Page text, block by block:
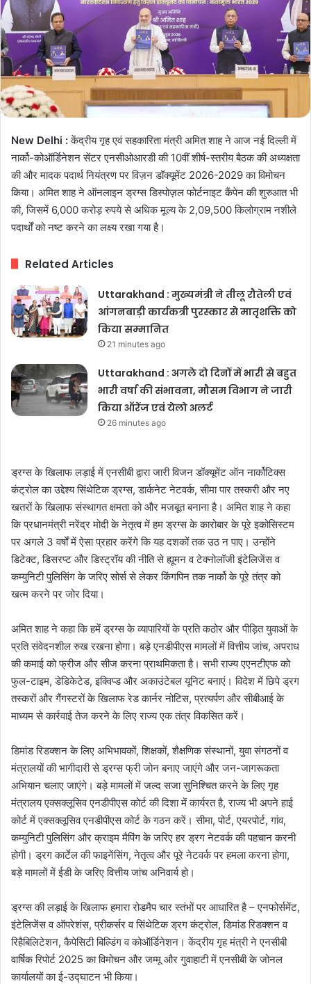
New Delhi :केंद्रीय गृह एवं सहकारिता मंत्री अमित शाह ने आज नई दिल्ली में
नार्को-कोऑर्डिनेशन सेंटर एनसीओआरडी की 10वीं शीर्ष-स्तरीय बैठक की अध्यक्षता
की और मादक पदार्थ नियंत्रण पर विज़न डॉक्यूमेंट 2026-2029 का विमोचन
किया। अमित शाह ने ऑनलाइन ड्रग्स डिस्पोज़ल फोर्टनाइट कैंपेन की शुरुआत भी
की, जिसमें 6,000 करोड़ रुपये से अधिक मूल्य के 2,09,500 किलोग्राम नशीले
पदार्थों को नष्ट करने का लक्ष्य रखा गया है।
Related Articles
Uttarakhand : मुख्यमंत्री ने तीलू रौतेली एवं
आंगनबाड़ी कार्यकत्री पुरस्कार से मातृशक्ति को
किया सम्मानित
21 minutes ago
Uttarakhand : अगले दो दिनों में भारी से बहुत
भारी वर्षा की संभावना, मौसम विभाग ने जारी
किया ऑरेंज एवं येलो अलर्ट
26 minutes ago
ड्रग्स के खिलाफ लड़ाई में एनसीबी द्वारा जारी विजन डॉक्यूमेंट ऑन नार्कोटिक्स
कंट्रोल का उद्देश्य सिंथेटिक ड्रग्स, डार्कनेट नेटवर्क, सीमा पार तस्करी और नए
खतरों के खिलाफ संस्थागत क्षमता को और मजबूत बनाना है। अमित शाह ने कहा
कि प्रधानमंत्री नरेंद्र मोदी के नेतृत्व में हम ड्रग्स के कारोबार के पूरे इकोसिस्टम
पर अगले 3 वर्षों में ऐसा प्रहार करेंगे कि यह दशकों तक उठ न पाए। उन्होंने
डिटेक्ट, डिसरप्ट और डिस्ट्रॉय की नीति से ह्यूमन व टेक्नोलॉजी इंटेलिजेंस व
कम्युनिटी पुलिसिंग के जरिए सोर्स से लेकर किंगपिन तक नार्को के पूरे तंत्र को
खत्म करने पर जोर दिया।
अमित शाह ने कहा कि हमें ड्रग्स के व्यापारियों के प्रति कठोर और पीड़ित युवाओं के
प्रति संवेदनशील रुख रखना होगा। बड़े एनडीपीएस मामलों में वित्तीय जांच, अपराध
की कमाई को फ्रीज और सीज करना प्राथमिकता है। सभी राज्य एएनटीएफ को
फुल-टाइम, डेडिकेटेड, इक्विप्ड और अकाउंटेबल यूनिट बनाएं। विदेश में छिपे ड्रग
तस्करों और गैंगस्टरों के खिलाफ रेड कार्नर नोटिस, प्रत्यर्पण और सीबीआई के
माध्यम से कार्रवाई तेज करने के लिए राज्य एक तंत्र विकसित करें।
डिमांड रिडक्शन के लिए अभिभावकों, शिक्षकों, शैक्षणिक संस्थानों, युवा संगठनों व
मंत्रालयों की भागीदारी से ड्रग्स फ्री जोन बनाए जाएंगे और जन-जागरूकता
अभियान चलाए जाएंगे। बड़े मामलों में जल्द सजा सुनिश्चित करने के लिए गृह
मंत्रालय एक्सक्लूसिव एनडीपीएस कोर्ट की दिशा में कार्यरत है, राज्य भी अपने हाई
कोर्ट में एक्सक्लूसिव एनडीपीएस कोर्ट के गठन करें। सीमा, पोर्ट, एयरपोर्ट, गांव,
कम्युनिटी पुलिसिंग और क्राइम मैपिंग के जरिए हर ड्रग नेटवर्क की पहचान करनी
होगी। ड्रग कार्टेल की फाइनेंसिंग, नेतृत्व और पूरे नेटवर्क पर हमला करना होगा,
बड़े मामलों में ईडी के जरिए वित्तीय जांच अनिवार्य हो।
ड्रग्स की लड़ाई के खिलाफ हमारा रोडमैप चार स्तंभों पर आधारित है – एनफोर्समेंट,
इंटेलिजेंस व ऑपरेशंस, प्रीकर्सर व सिंथेटिक ड्रग कंट्रोल, डिमांड रिडक्शन व
रिहैबिलिटेशन, कैपेसिटी बिल्डिंग व कोऑर्डिनेशन। केंद्रीय गृह मंत्री ने एनसीबी
वार्षिक रिपोर्ट 2025 का विमोचन और जम्मू और गुवाहाटी में एनसीबी के जोनल
कार्यालयों का ई-उद्घाटन भी किया।